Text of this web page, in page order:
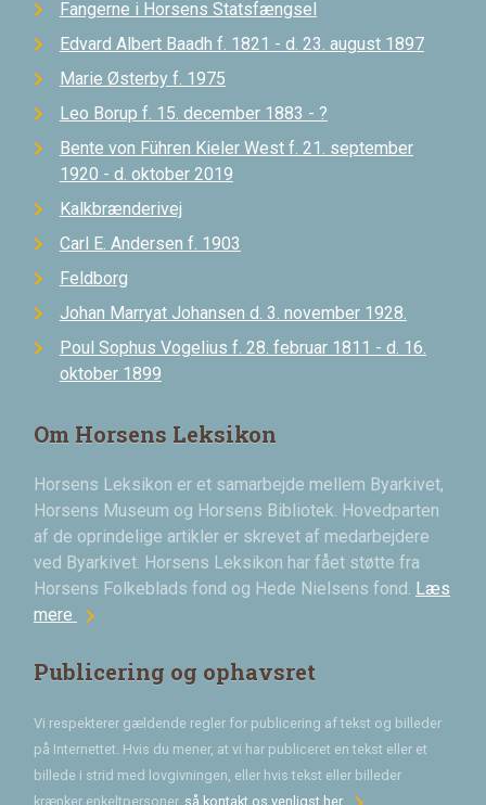
Fangerne i Horsens Statsfængsel
Edvard Albert Baadh f. 1821 - d. 23. august 1897
Marie Østerby f. 1975
Leo Borup f. 15. december 1883 - ?
Bente von Führen Kieler West f. 21. september
1920 - d. oktober 2019
Kalkbrænderivej
Carl E. Andersen f. 1903
Feldborg
Johan Marryat Johansen d. 3. november 1928.
Poul Sophus Vogelius f. 28. februar 1811 - d. 16.
oktober 1899
Om Horsens Leksikon
Horsens Leksikon er et samarbejde mellem Byarkivet,
Horsens Museum og Horsens Bibliotek. Hovedparten
af de oprindelige artikler er skrevet af medarbejdere
ved Byarkivet. Horsens Leksikon har fået støtte fra
Horsens Folkeblads fond og Hede Nielsens fond. Læs
mere chevron_right
Publicering og ophavsret
Vi respekterer gældende regler for publicering af tekst og billeder
på Internettet. Hvis du mener, at vi har publiceret en tekst eller et
billede i strid med lovgivningen, eller hvis tekst eller billeder
krænker enkeltpersoner, så kontakt os venligst her